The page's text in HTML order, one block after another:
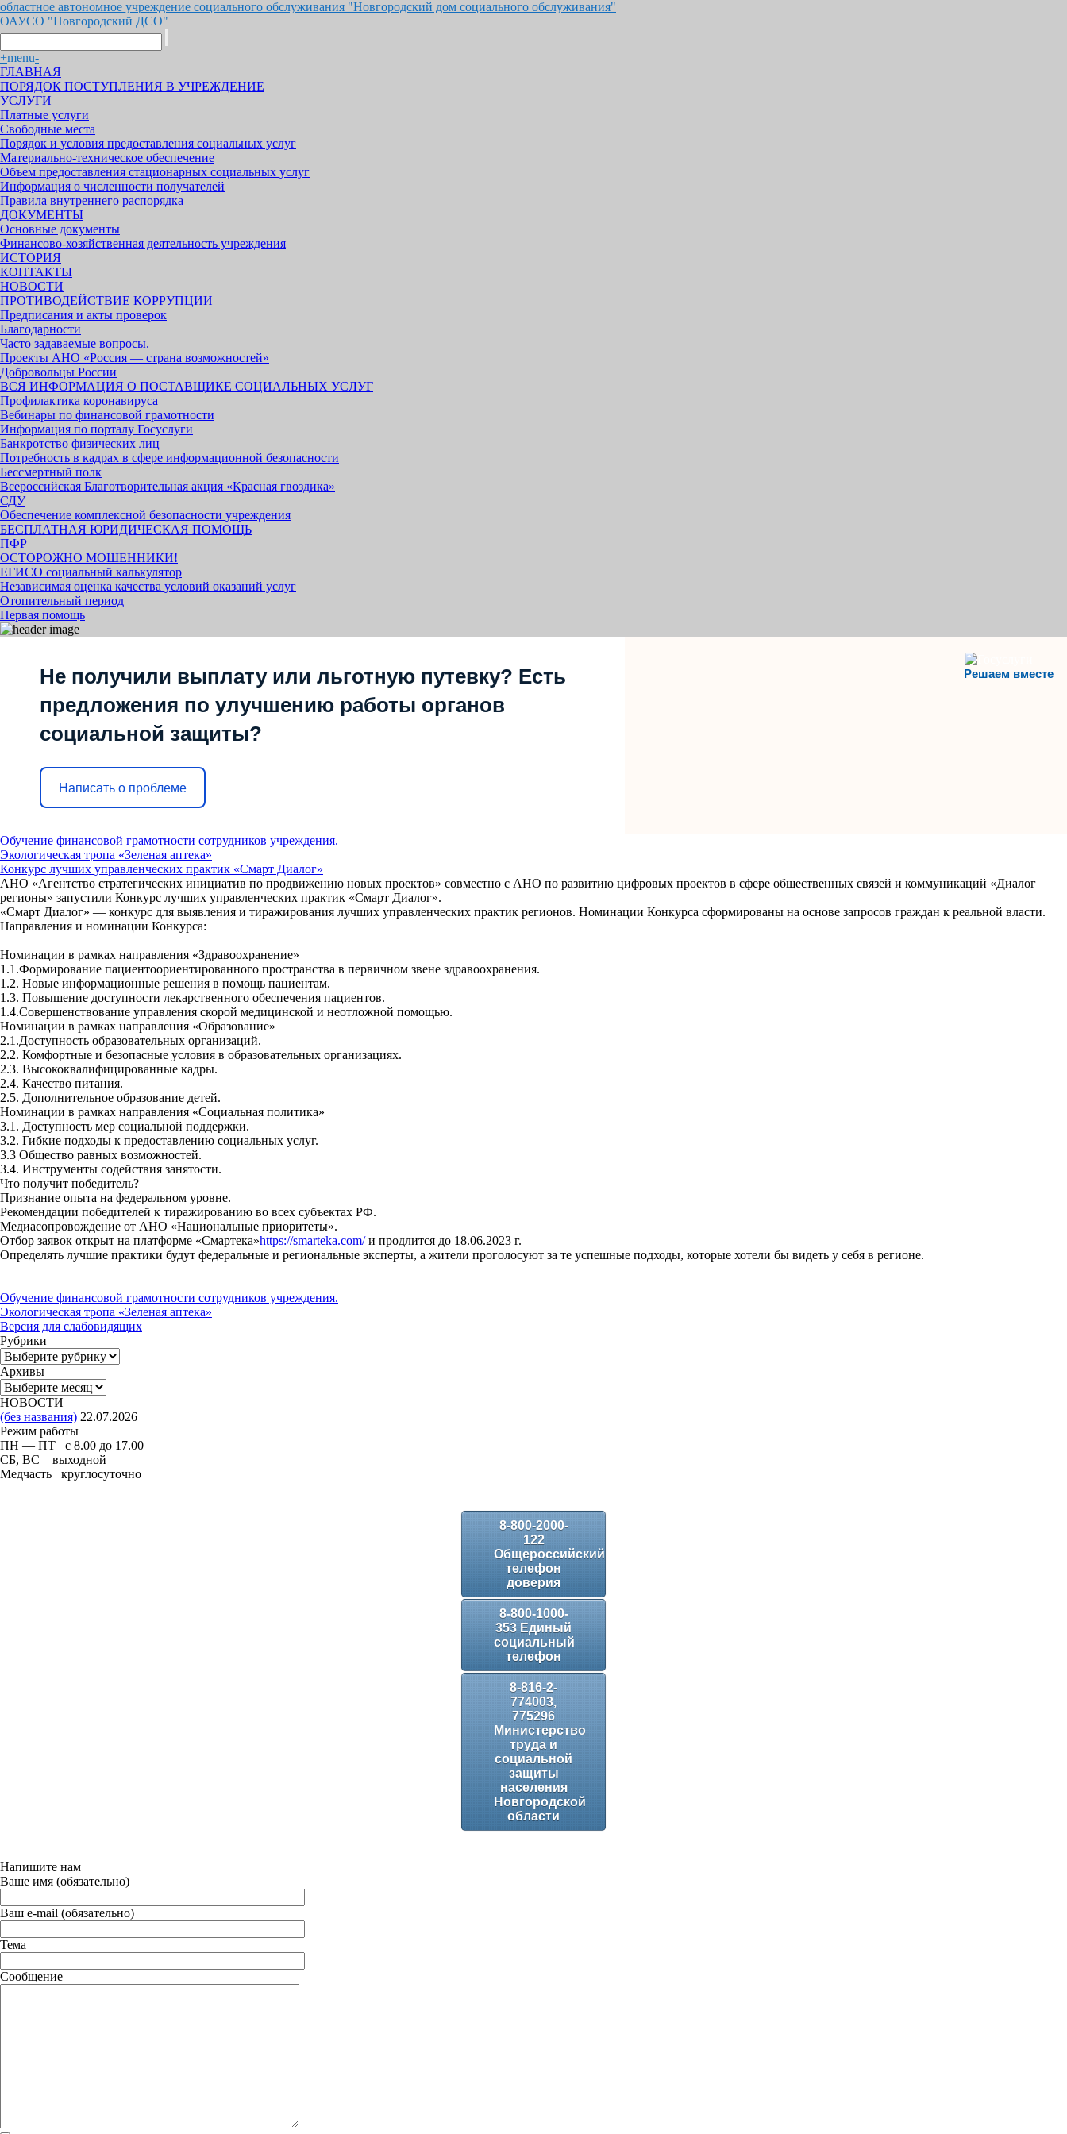
областное автономное учреждение социального обслуживания "Новгородский дом социального обслуживания"
ОАУСО "Новгородский ДСО"
+menu-
ГЛАВНАЯ
ПОРЯДОК ПОСТУПЛЕНИЯ В УЧРЕЖДЕНИЕ
УСЛУГИ
Платные услуги
Свободные места
Порядок и условия предоставления социальных услуг
Материально-техническое обеспечение
Объем предоставления стационарных социальных услуг
Информация о численности получателей
Правила внутреннего распорядка
ДОКУМЕНТЫ
Основные документы
Финансово-хозяйственная деятельность учреждения
ИСТОРИЯ
КОНТАКТЫ
НОВОСТИ
ПРОТИВОДЕЙСТВИЕ КОРРУПЦИИ
Предписания и акты проверок
Благодарности
Часто задаваемые вопросы.
Проекты АНО «Россия — страна возможностей»
Добровольцы России
ВСЯ ИНФОРМАЦИЯ О ПОСТАВЩИКЕ СОЦИАЛЬНЫХ УСЛУГ
Профилактика коронавируса
Вебинары по финансовой грамотности
Информация по порталу Госуслуги
Банкротство физических лиц
Потребность в кадрах в сфере информационной безопасности
Бессмертный полк
Всероссийская Благотворительная акция «Красная гвоздика»
СДУ
Обеспечение комплексной безопасности учреждения
БЕСПЛАТНАЯ ЮРИДИЧЕСКАЯ ПОМОЩЬ
ПФР
ОСТОРОЖНО МОШЕННИКИ!
ЕГИСО социальный калькулятор
Независимая оценка качества условий оказаний услуг
Отопительный период
Первая помощь
Решаем вместе
Не получили выплату или льготную путевку? Есть
предложения по улучшению работы органов
социальной защиты?
Написать о проблеме
Обучение финансовой грамотности сотрудников учреждения.
Экологическая тропа «Зеленая аптека»
Конкурс лучших управленческих практик «Смарт Диалог»
АНО «Агентство стратегических инициатив по продвижению новых проектов» совместно с АНО по развитию цифровых проектов в сфере общественных связей и коммуникаций «Диалог
регионы» запустили Конкурс лучших управленческих практик «Смарт Диалог».
«Смарт Диалог» — конкурс для выявления и тиражирования лучших управленческих практик регионов. Номинации Конкурса сформированы на основе запросов граждан к реальной власти.
Направления и номинации Конкурса:
Номинации в рамках направления «Здравоохранение»
1.1.Формирование пациентоориентированного пространства в первичном звене здравоохранения.
1.2. Новые информационные решения в помощь пациентам.
1.3. Повышение доступности лекарственного обеспечения пациентов.
1.4.Совершенствование управления скорой медицинской и неотложной помощью.
Номинации в рамках направления «Образование»
2.1.Доступность образовательных организаций.
2.2. Комфортные и безопасные условия в образовательных организациях.
2.3. Высококвалифицированные кадры.
2.4. Качество питания.
2.5. Дополнительное образование детей.
Номинации в рамках направления «Социальная политика»
3.1. Доступность мер социальной поддержки.
3.2. Гибкие подходы к предоставлению социальных услуг.
3.3 Общество равных возможностей.
3.4. Инструменты содействия занятости.
Что получит победитель?
Признание опыта на федеральном уровне.
Рекомендации победителей к тиражированию во всех субъектах РФ.
Медиасопровождение от АНО «Национальные приоритеты».
Отбор заявок открыт на платформе «Смартека»https://smarteka.com/и продлится до 18.06.2023 г.
Определять лучшие практики будут федеральные и региональные эксперты, а жители проголосуют за те успешные подходы, которые хотели бы видеть у себя в регионе.
Обучение финансовой грамотности сотрудников учреждения.
Экологическая тропа «Зеленая аптека»
Версия для слабовидящих
Рубрики
Рубрики
Архивы
Архивы
НОВОСТИ
(без названия) 22.07.2026
Режим работы
ПН — ПТ с 8.00 до 17.00
СБ, ВС выходной
Медчасть круглосуточно
8-800-2000-
122
Общероссийский
телефон
доверия
8-800-1000-
353 Единый
социальный
телефон
8-816-2-
774003,
775296
Министерство
труда и
социальной
защиты
населения
Новгородской
области
Напишите нам
Ваше имя (обязательно)
Ваш e-mail (обязательно)
Тема
Сообщение